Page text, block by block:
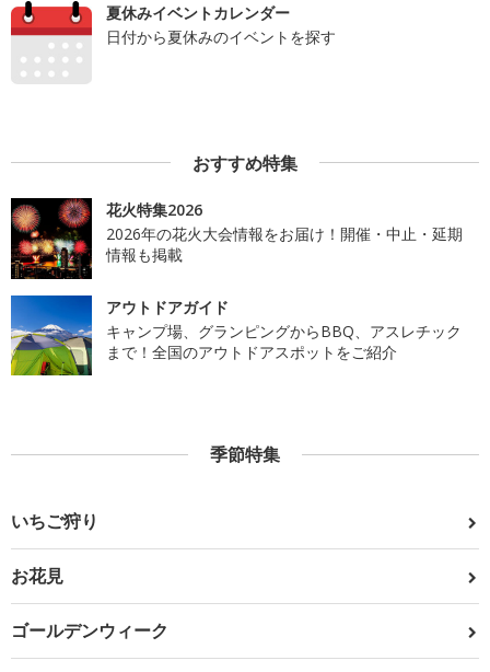
夏休みイベントカレンダー
日付から夏休みのイベントを探す
おすすめ特集
花火特集2026
2026年の花火大会情報をお届け！開催・中止・延期
情報も掲載
アウトドアガイド
キャンプ場、グランピングからBBQ、アスレチック
まで！全国のアウトドアスポットをご紹介
季節特集
いちご狩り
お花見
ゴールデンウィーク